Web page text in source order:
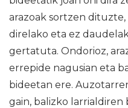
arazoak sortzen
direlako eta ez
gertatuta. Ondorioz,
errepide nagusian eta
bideetan ere.
gain, balizko